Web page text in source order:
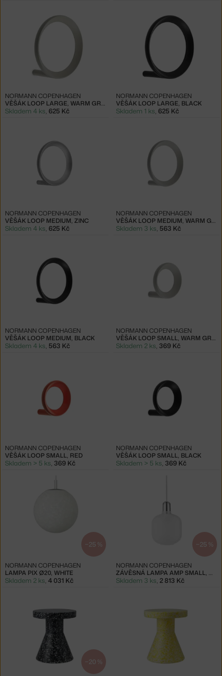
VĚŠÁK LOOP LARGE, WARM GREY
NORMANN COPENHAGEN
Skladem 4 ks, 625 Kč
VĚŠÁK LOOP LARGE, BLACK
NORMANN COPENHAGEN
Skladem 1 ks, 625 Kč
VĚŠÁK LOOP MEDIUM, ZINC
NORMANN COPENHAGEN
Skladem 4 ks, 625 Kč
VĚŠÁK LOOP MEDIUM, WARM GREY
NORMANN COPENHAGEN
Skladem 3 ks, 563 Kč
VĚŠÁK LOOP MEDIUM, BLACK
NORMANN COPENHAGEN
Skladem 4 ks, 563 Kč
VĚŠÁK LOOP SMALL, WARM GREY
NORMANN COPENHAGEN
Skladem 2 ks, 369 Kč
VĚŠÁK LOOP SMALL, RED
NORMANN COPENHAGEN
Skladem > 5 ks, 369 Kč
VĚŠÁK LOOP SMALL, BLACK
NORMANN COPENHAGEN
Skladem > 5 ks, 369 Kč
−25 %
LAMPA PIX Ø20, WHITE
NORMANN COPENHAGEN
Skladem 2 ks, 4 031 Kč
−25 %
ZÁVĚSNÁ LAMPA AMP SMALL, WHITE / MATT
NORMANN COPENHAGEN
Skladem 3 ks, 2 813 Kč
−20 %